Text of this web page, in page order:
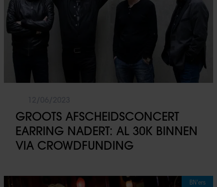
GROOTS AFSCHEIDSCONCERT
EARRING NADERT: AL 30K BINNEN
VIA CROWDFUNDING
BN'ers